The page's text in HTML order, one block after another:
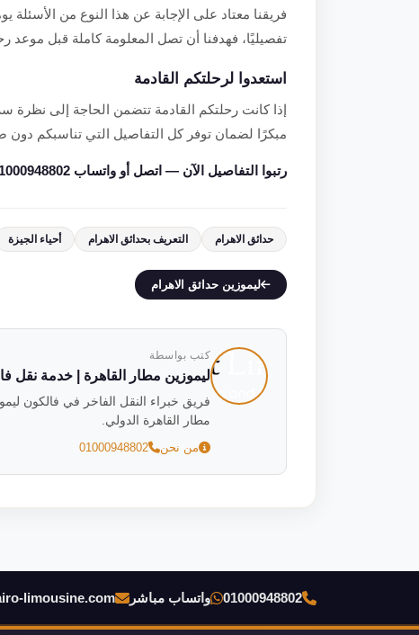
فريقنا معتاد على الإجابة عن هذا النوع من الأسئلة
تفصيليًا، فهدفنا أن تصل المعلومة كاملة قبل موعد
استعدوا لرحلتكم القادمة
إذا كانت رحلتكم القادمة تتضمن الحاجة إلى نظرة
مبكرًا لضمان توفر كل التفاصيل التي تناسبكم
رتبوا التفاصيل الآن — اتصل أو واتساب 01000948802.
حدائق الاهرام التعريف بحدائق الاهرام أحياء الجيزة
ليموزين حدائق الاهرام
كتب بواسطة
ليموزين مطار القاهرة | خدمة نقل
مطار القاهرة الدولي.
من نحن
01000948802
01000948802 واتساب مباشر limousine.com